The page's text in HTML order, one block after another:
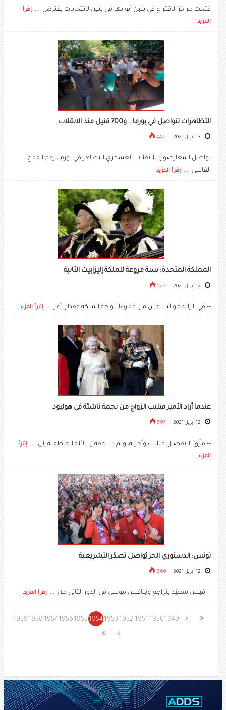
فتحت مراكز الاقتراع في بنين أبوابها في بنين لانتخابات يفترض ..... إقرأ
المزيد
التظاهرات تتواصل في بورما .. و700 قتيل منذ الانقلاب
446
يواصل المعارضون للانقلاب العسكري التظاهر في بورما، رغم القمع
القاسي ..... إقرأ المزيد
المملكة المتحدة: سنة مروعة للملكة إليزابيث الثانية
522
-- في الرابعة والتسعين من عمرها، تواجه الملكة فقدان أعز ..... إقرأ المزيد
عندما أراد الأمير فيليب الزواج من نجمة ناشئة في هوليود
597
-- مزّق الانفصال فيليب وأحزنه، ولم تسعفه رسائله العاطفية إلى ..... إقرأ
المزيد
تونس: الدستوري الحر يُواصل تصدّر التشريعية
660
-- قيس سعيّد يتراجع ويُنافس موسي في الدور الثاني من ..... إقرأ المزيد
1949
1950
1951
1952
1953
1954
1955
1956
1957
1958
1959